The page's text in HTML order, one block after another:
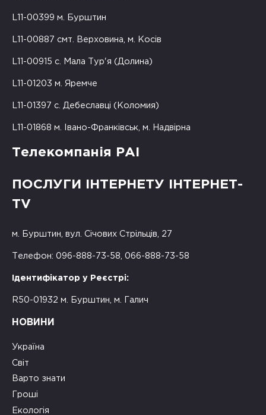
L11-00399 м. Бурштин
L11-00887 смт. Верховина, м. Косів
L11-00915 с. Мала Тур'я (Долина)
L11-01203 м. Яремче
L11-01397 с. Дебеславці (Коломия)
L11-01868 м. Івано-Франківськ, м. Надвірна
Телекомпанія РАІ
ПОСЛУГИ ІНТЕРНЕТУ ІНТЕРНЕТ-
TV
м. Бурштин, вул. Січових Стрільців, 27
Телефон: 096-888-73-58, 066-888-73-58
Ідентифікатор у Реєстрі:
R50-01932 м. Бурштин, м. Галич
НОВИНИ
Україна
Світ
Варто знати
Гроші
Екологія